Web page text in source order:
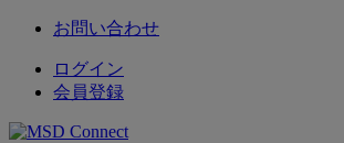
お問い合わせ
ログイン
会員登録